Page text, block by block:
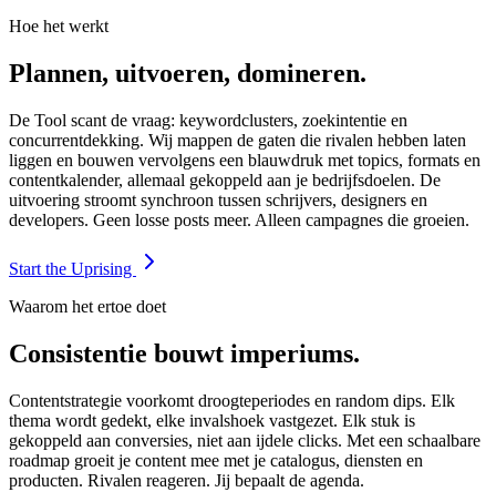
Hoe het werkt
Plannen, uitvoeren, domineren.
De Tool scant de vraag: keywordclusters, zoekintentie en
concurrentdekking. Wij mappen de gaten die rivalen hebben laten
liggen en bouwen vervolgens een blauwdruk met topics, formats en
contentkalender, allemaal gekoppeld aan je bedrijfsdoelen. De
uitvoering stroomt synchroon tussen schrijvers, designers en
developers. Geen losse posts meer. Alleen campagnes die groeien.
Start the Uprising
Waarom het ertoe doet
Consistentie bouwt imperiums.
Contentstrategie voorkomt droogteperiodes en random dips. Elk
thema wordt gedekt, elke invalshoek vastgezet. Elk stuk is
gekoppeld aan conversies, niet aan ijdele clicks. Met een schaalbare
roadmap groeit je content mee met je catalogus, diensten en
producten. Rivalen reageren. Jij bepaalt de agenda.